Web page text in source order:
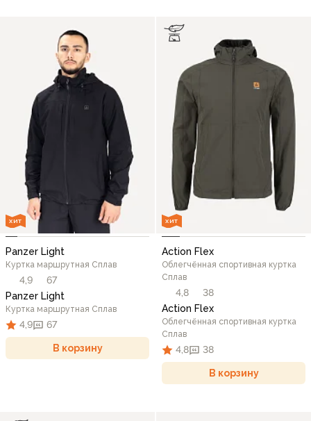
ХИТ
Panzer Light
Куртка маршрутная Сплав
4,9
67
Panzer Light
Куртка маршрутная Сплав
4,9 67
В корзину
ХИТ
Action Flex
Облегчённая спортивная куртка
Сплав
4,8
38
Action Flex
Облегчённая спортивная куртка
Сплав
4,8 38
В корзину